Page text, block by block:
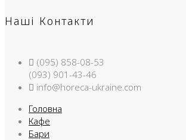
Наші Контакти
(095) 858-08-53
(093) 901-43-46
info@horeca-ukraine.com
Головна
Кафе
Бари